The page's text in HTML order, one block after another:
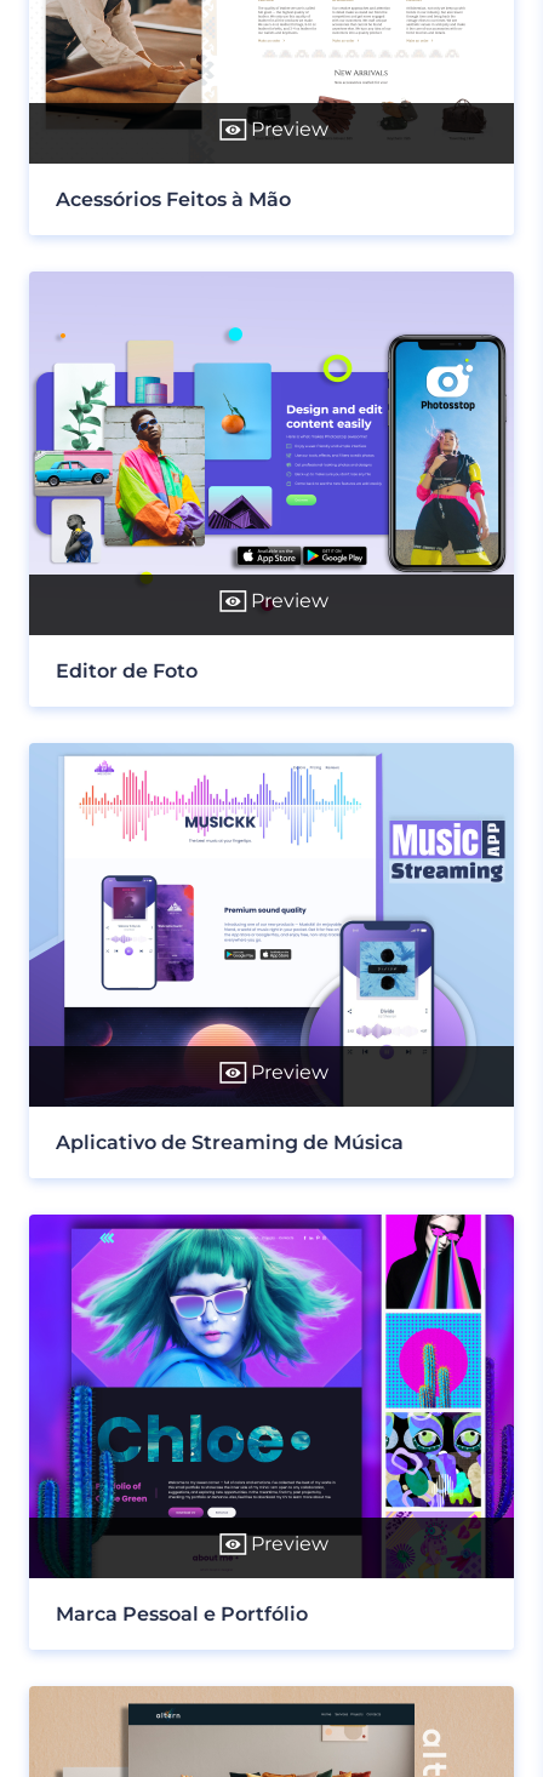
Preview
Acessórios Feitos à Mão
Preview
Editor de Foto
Preview
Aplicativo de Streaming de Música
Preview
Marca Pessoal e Portfólio